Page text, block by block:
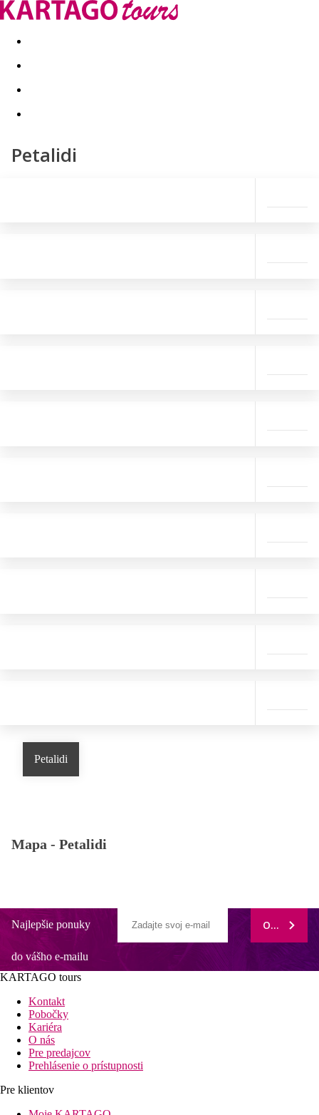
Last minute Dovolenkové kluby
Petalidi
Petalidi
Mapa - Petalidi
Najlepšie ponuky
do vášho e-mailu
ODOBERAŤ
KARTAGO tours
Kontakt
Pobočky
Kariéra
O nás
Pre predajcov
Prehlásenie o prístupnosti
Pre klientov